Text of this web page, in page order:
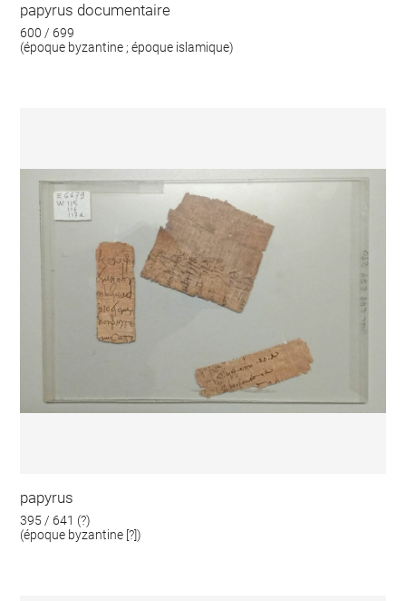
papyrus documentaire
600 / 699
(époque byzantine ; époque islamique)
papyrus
395 / 641 (?)
(époque byzantine [?])